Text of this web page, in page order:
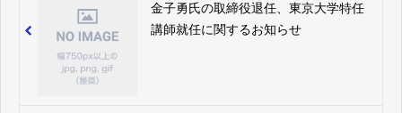
金子勇氏の取締役退任、東京大学特任
講師就任に関するお知らせ